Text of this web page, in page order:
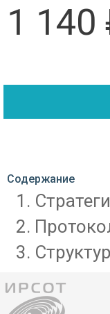
1 140
Содержание